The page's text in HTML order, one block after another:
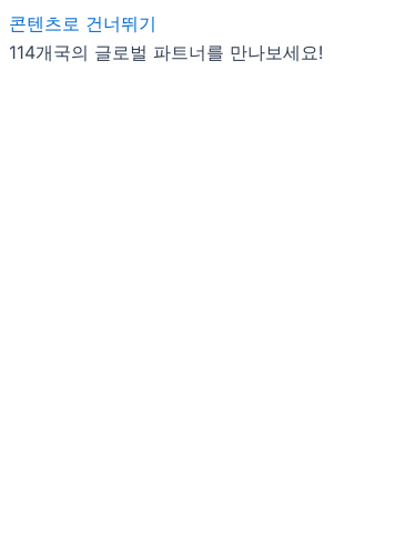
콘텐츠로 건너뛰기
114개국의 글로벌 파트너를 만나보세요!